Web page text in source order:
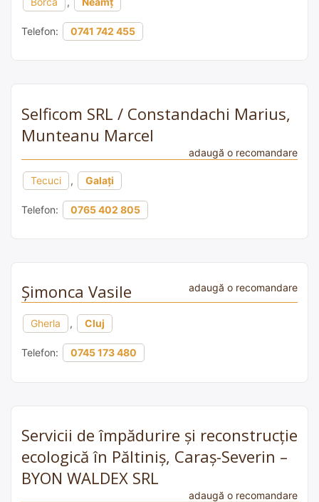
Telefon: 0741 742 455
Selficom SRL / Constandachi Marius,
Munteanu Marcel
adaugă o recomandare
Tecuci , Galați
Telefon: 0765 402 805
Șimonca Vasile adaugă o recomandare
Gherla , Cluj
Telefon: 0745 173 480
Servicii de împădurire și reconstrucție
ecologică în Păltiniș, Caraș-Severin –
BYON WALDEX SRL
adaugă o recomandare